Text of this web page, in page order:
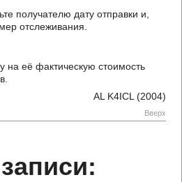
получателю дату отправки и,
отслеживания.
на её фактическую стоимость
AL K4ICL (2004)
Вверх